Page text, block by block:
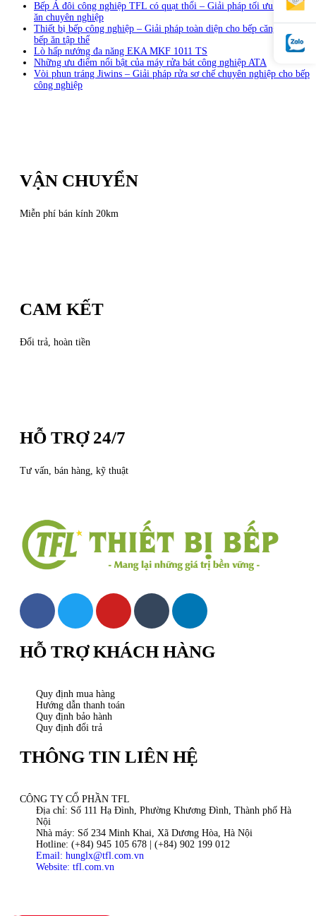
Bếp Á đôi công nghiệp TFL có quạt thổi – Giải pháp tối ưu cho bếp
ăn chuyên nghiệp
Thiết bị bếp công nghiệp – Giải pháp toàn diện cho bếp căng tin và
bếp ăn tập thể
Lò hấp nướng đa năng EKA MKF 1011 TS
Những ưu điểm nổi bật của máy rửa bát công nghiệp ATA
Vòi phun tráng Jiwins – Giải pháp rửa sơ chế chuyên nghiệp cho bếp
công nghiệp
VẬN CHUYỂN
Miễn phí bán kính 20km
CAM KẾT
Đổi trả, hoàn tiền
HỖ TRỢ 24/7
Tư vấn, bán hàng, kỹ thuật
HỖ TRỢ KHÁCH HÀNG
Quy định mua hàng
Hướng dẫn thanh toán
Quy định bảo hành
Quy định đổi trả
THÔNG TIN LIÊN HỆ
CÔNG TY CỔ PHẦN TFL
Địa chỉ: Số 111 Hạ Đình, Phường Khương Đình, Thành phố Hà
Nội
Nhà máy: Số 234 Minh Khai, Xã Dương Hòa, Hà Nội
Hotline: (+84) 945 105 678 | (+84) 902 199 012
Email: hunglx@tfl.com.vn
Website: tfl.com.vn